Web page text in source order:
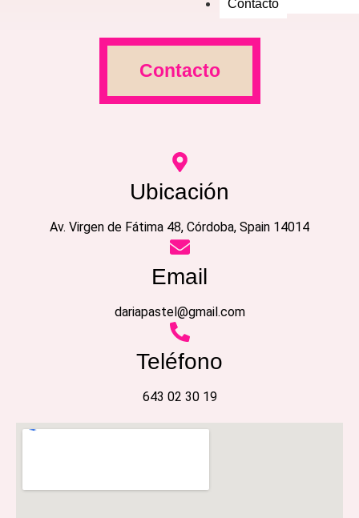
Contacto
Contacto
Ubicación
Av. Virgen de Fátima 48, Córdoba, Spain 14014
Email
dariapastel@gmail.com
Teléfono
643 02 30 19